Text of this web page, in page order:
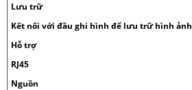
Lưu trữ
Kết nối với đầu ghi hình để lưu trữ hình ảnh
Hỗ trợ
RJ45
Nguồn